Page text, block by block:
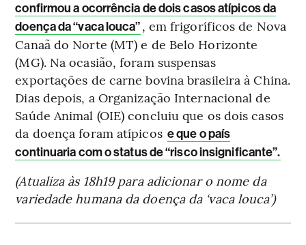
confirmou a ocorrência de dois casos atípicos da
doença da “vaca louca”, em frigoríficos de Nova
Canaã do Norte (MT) e de Belo Horizonte
(MG). Na ocasião, foram suspensas
exportações de carne bovina brasileira à China.
Dias depois, a Organização Internacional de
Saúde Animal (OIE) concluiu que os dois casos
da doença foram atípicos e que o país
continuaria com o status de “risco insignificante”.
(Atualiza às 18h19 para adicionar o nome da
variedade humana da doença da ‘vaca louca’)